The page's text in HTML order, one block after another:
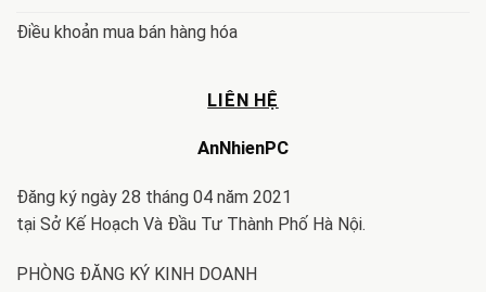
Điều khoản mua bán hàng hóa
LIÊN HỆ
AnNhienPC
Đăng ký ngày 28 tháng 04 năm 2021
tại Sở Kế Hoạch Và Đầu Tư Thành Phố Hà Nội.
PHÒNG ĐĂNG KÝ KINH DOANH